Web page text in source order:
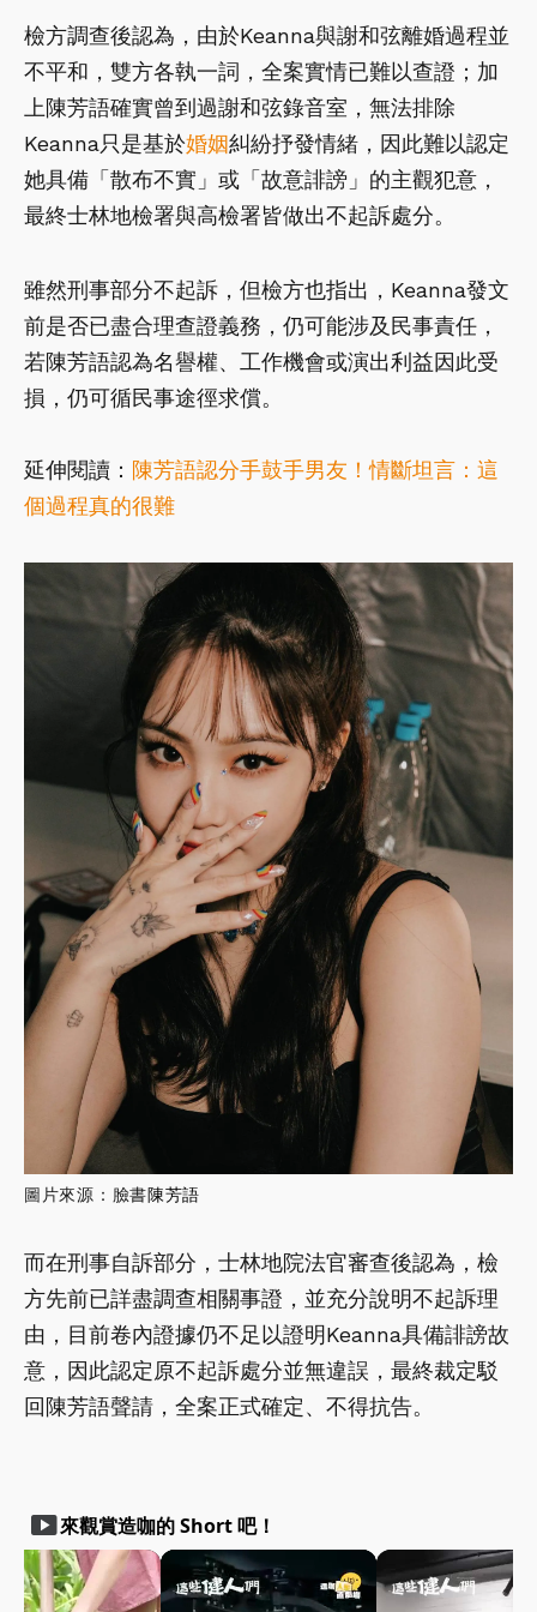
檢方調查後認為，由於Keanna與謝和弦離婚過程並
不平和，雙方各執一詞，全案實情已難以查證；加
上陳芳語確實曾到過謝和弦錄音室，無法排除
Keanna只是基於婚姻糾紛抒發情緒，因此難以認定
她具備「散布不實」或「故意誹謗」的主觀犯意，
最終士林地檢署與高檢署皆做出不起訴處分。
雖然刑事部分不起訴，但檢方也指出，Keanna發文
前是否已盡合理查證義務，仍可能涉及民事責任，
若陳芳語認為名譽權、工作機會或演出利益因此受
損，仍可循民事途徑求償。
延伸閱讀： 陳芳語認分手鼓手男友！情斷坦言：這
個過程真的很難
圖片來源：臉書陳芳語
而在刑事自訴部分，士林地院法官審查後認為，檢
方先前已詳盡調查相關事證，並充分說明不起訴理
由，目前卷內證據仍不足以證明Keanna具備誹謗故
意，因此認定原不起訴處分並無違誤，最終裁定駁
回陳芳語聲請，全案正式確定、不得抗告。
smart_display來觀賞造咖的 Short 吧！